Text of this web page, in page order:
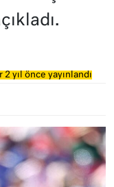
2 yıl önce yayınlandı